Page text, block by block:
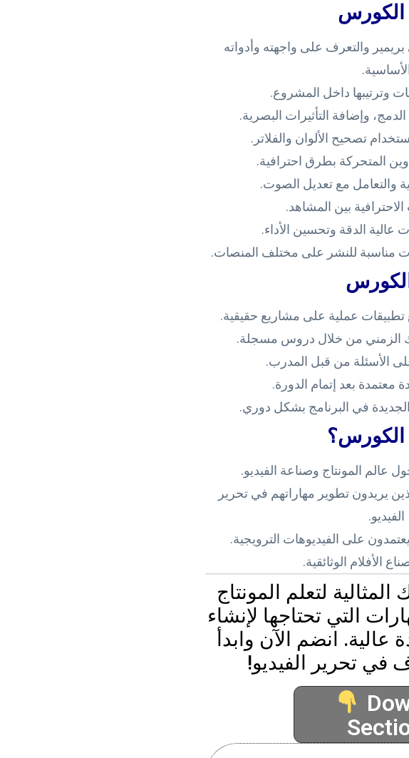
والتعرف على واجهته وأدواته
الأساسية.
وترتيبها داخل المشروع.
وإضافة التأثيرات البصرية.
تصحيح الألوان والفلاتر.
المتحركة بطرق احترافية.
والتعامل مع تعديل الصوت.
الاحترافية بين المشاهد.
عالية الدقة وتحسين الأداء.
مناسبة للنشر على مختلف المنصات.
الكورس
عملية على مشاريع حقيقية.
الزمني من خلال دروس مسجلة.
الأسئلة من قبل المدرب.
بعد إتمام الدورة.
الجديدة في البرنامج بشكل دوري.
الكورس؟
عالم المونتاج وصناعة الفيديو.
يريدون تطوير مهاراتهم في تحرير
الفيديو.
على الفيديوهات الترويجية.
الأفلام الوثائقية.
لتعلم المونتاج
التي تحتاجها لإنشاء
عالية. انضم الآن وابدأ
في تحرير الفيديو!